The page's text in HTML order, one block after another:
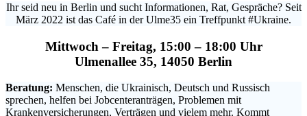
Ihr seid neu in Berlin und sucht Informationen, Rat, Gespräche? Seit
März 2022 ist das Café in der Ulme35 ein Treffpunkt #Ukraine.
Mittwoch – Freitag, 15:00 – 18:00 Uhr
Ulmenallee 35, 14050 Berlin
Beratung: Menschen, die Ukrainisch, Deutsch und Russisch
sprechen, helfen bei Jobcenteranträgen, Problemen mit
Krankenversicherungen, Verträgen und vielem mehr. Kommt